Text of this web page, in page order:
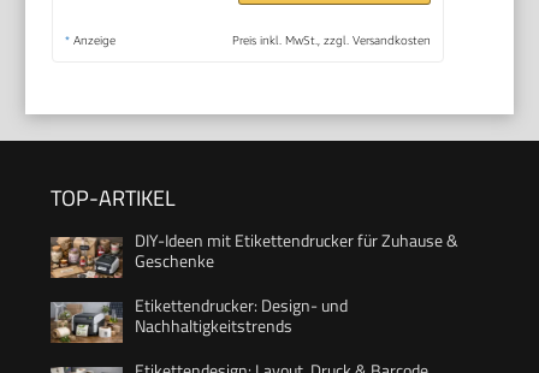
* Anzeige Preis inkl. MwSt., zzgl. Versandkosten
TOP-ARTIKEL
DIY-Ideen mit Etikettendrucker für Zuhause &
Geschenke
Etikettendrucker: Design- und
Nachhaltigkeitstrends